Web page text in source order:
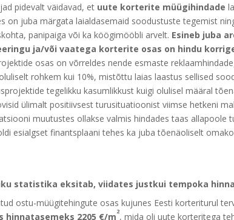
pidevalt väidavad, et uute korterite müügihindade
on juba märgata laialdasemaid soodustuste tegemist
panipaiga või ka köögimööbli arvelt. Esineb juba
ja/või vaatega korterite osas on hindu
osas on võrreldes nende esmaste
rohkem kui 10%, mistõttu laias laastus sellised
tegelikku kasumlikkust kuigi olulisel määral
ülimalt positiivsest turusituatioonist viimse hetkeni
muutustes ollakse valmis hindades taas allapoole
esialgset finantsplaani tehes ka juba tõenäoliselt
statistika eksitab, viidates justkui tempoka
ostu-müügitehingute osas kujunes Eesti korteriturul
hinnatasemeks 2205 €/m2, mida oli uute korteritega